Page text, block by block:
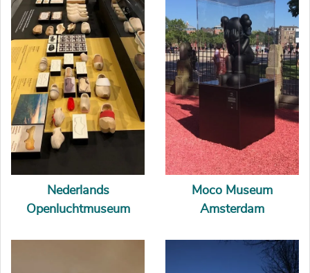
Nederlands
Openluchtmuseum
Moco Museum
Amsterdam